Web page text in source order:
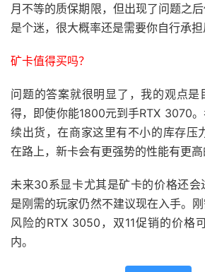
月不等的质保期限，但出现了问题之
是个迷，很大概率还是需要你自行承担
矿卡值得买吗？
问题的答案就很明显了，我的观点是
得，即使你能1800元到手RTX 3070
续出货，在商家这里有不小的库存压
在路上，新卡会有更强势的性能有更高
未来30系显卡尤其是矿卡的价格还会
是刚需的玩家仍然不建议现在入手。
风险的RTX 3050，双11促销的价格
内。